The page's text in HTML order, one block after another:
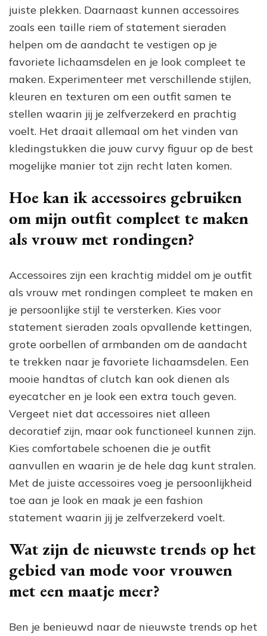
juiste plekken. Daarnaast kunnen accessoires
zoals een taille riem of statement sieraden
helpen om de aandacht te vestigen op je
favoriete lichaamsdelen en je look compleet te
maken. Experimenteer met verschillende stijlen,
kleuren en texturen om een outfit samen te
stellen waarin jij je zelfverzekerd en prachtig
voelt. Het draait allemaal om het vinden van
kledingstukken die jouw curvy figuur op de best
mogelijke manier tot zijn recht laten komen.
Hoe kan ik accessoires gebruiken
om mijn outfit compleet te maken
als vrouw met rondingen?
Accessoires zijn een krachtig middel om je outfit
als vrouw met rondingen compleet te maken en
je persoonlijke stijl te versterken. Kies voor
statement sieraden zoals opvallende kettingen,
grote oorbellen of armbanden om de aandacht
te trekken naar je favoriete lichaamsdelen. Een
mooie handtas of clutch kan ook dienen als
eyecatcher en je look een extra touch geven.
Vergeet niet dat accessoires niet alleen
decoratief zijn, maar ook functioneel kunnen zijn.
Kies comfortabele schoenen die je outfit
aanvullen en waarin je de hele dag kunt stralen.
Met de juiste accessoires voeg je persoonlijkheid
toe aan je look en maak je een fashion
statement waarin jij je zelfverzekerd voelt.
Wat zijn de nieuwste trends op het
gebied van mode voor vrouwen
met een maatje meer?
Ben je benieuwd naar de nieuwste trends op het